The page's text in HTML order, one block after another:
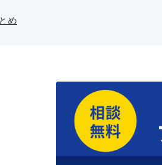
め